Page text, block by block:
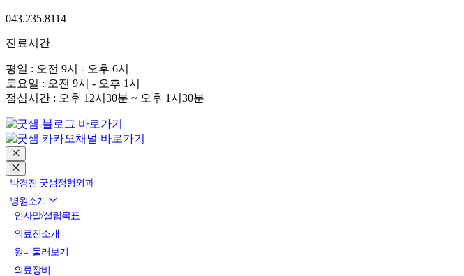
043.235.8114
진료시간
평일 : 오전 9시 - 오후 6시
토요일 : 오전 9시 - 오후 1시
점심시간 : 오후 12시30분 ~ 오후 1시30분
박경진 굿샘정형외과
병원소개
인사말/설립목표
의료진소개
원내둘러보기
의료장비